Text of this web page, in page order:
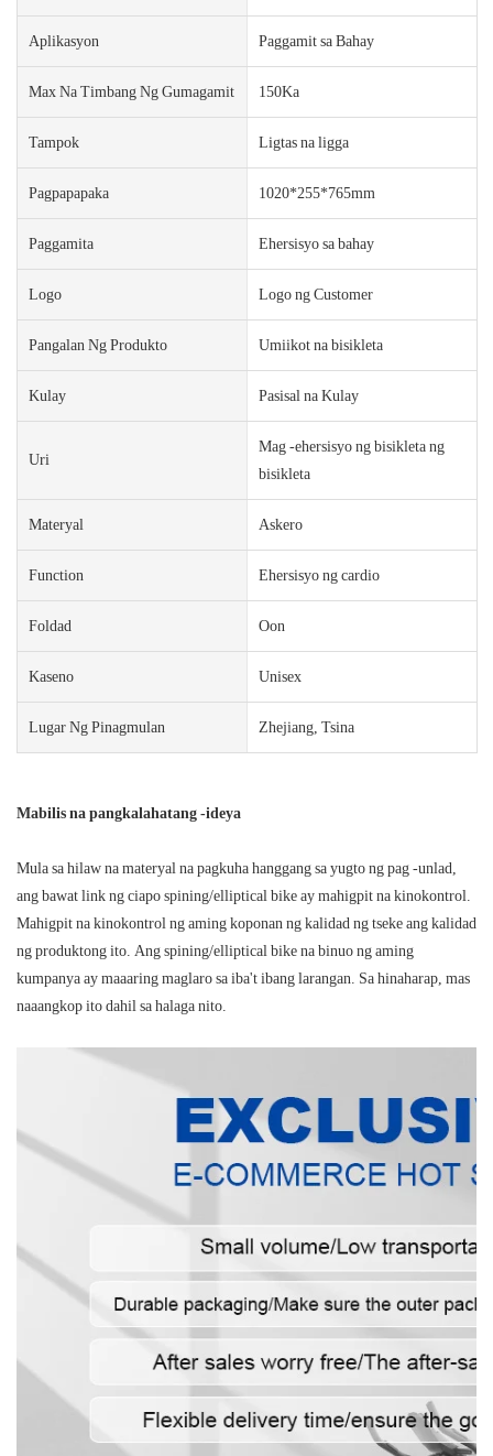
Aplikasyon Paggamit sa Bahay
Max Na Timbang Ng Gumagamit 150Ka
Tampok Ligtas na ligga
Pagpapapaka 1020*255*765mm
Paggamita Ehersisyo sa bahay
Logo Logo ng Customer
Pangalan Ng Produkto Umiikot na bisikleta
Kulay Pasisal na Kulay
Uri
Mag -ehersisyo ng bisikleta ng
bisikleta
Materyal Askero
Function Ehersisyo ng cardio
Foldad Oon
Kaseno Unisex
Lugar Ng Pinagmulan Zhejiang, Tsina
Mabilis na pangkalahatang -ideya
Mula sa hilaw na materyal na pagkuha hanggang sa yugto ng pag -unlad,
ang bawat link ng ciapo spining/elliptical bike ay mahigpit na kinokontrol.
Mahigpit na kinokontrol ng aming koponan ng kalidad ng tseke ang kalidad
ng produktong ito. Ang spining/elliptical bike na binuo ng aming
kumpanya ay maaaring maglaro sa iba't ibang larangan. Sa hinaharap, mas
naaangkop ito dahil sa halaga nito.